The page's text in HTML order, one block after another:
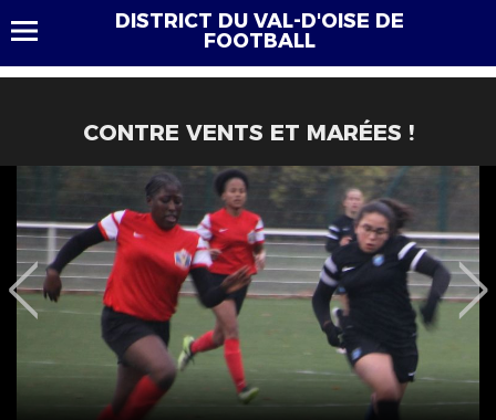
DISTRICT DU VAL-D'OISE DE
FOOTBALL
CONTRE VENTS ET MARÉES !